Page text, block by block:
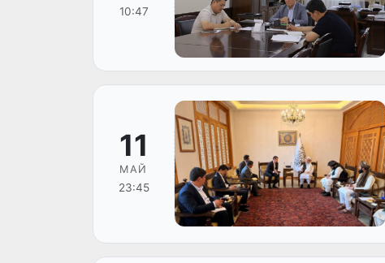
10:47
11
МАЙ
23:45